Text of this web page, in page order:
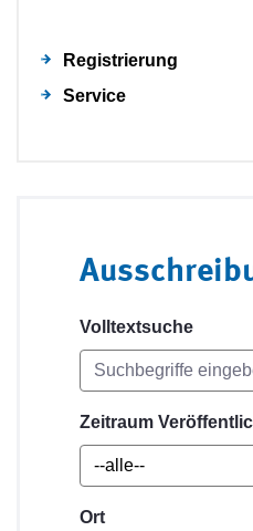
Registrierung
Service
Volltextsuche
Zeitraum
Ort